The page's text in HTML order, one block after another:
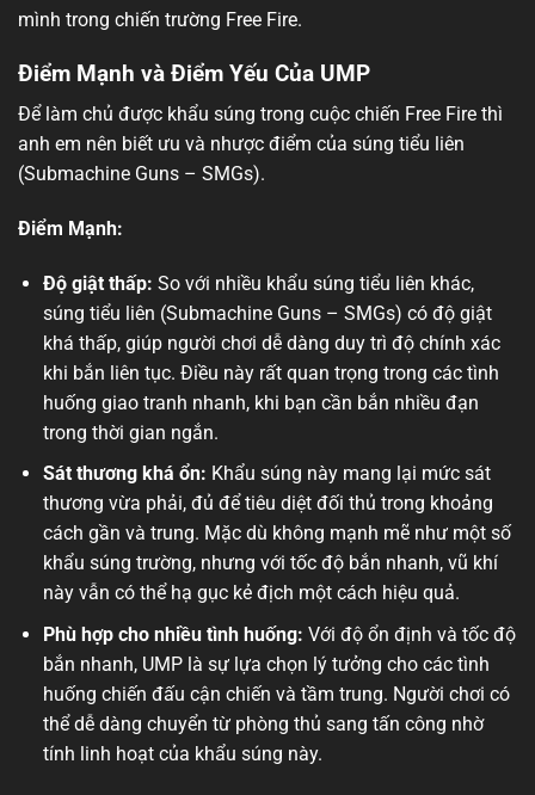
mình trong chiến trường Free Fire.
Điểm Mạnh và Điểm Yếu Của UMP
Để làm chủ được khẩu súng trong cuộc chiến Free Fire thì
anh em nên biết ưu và nhược điểm của súng tiểu liên
(Submachine Guns – SMGs).
Điểm Mạnh:
Độ giật thấp: So với nhiều khẩu súng tiểu liên khác,
súng tiểu liên (Submachine Guns – SMGs) có độ giật
khá thấp, giúp người chơi dễ dàng duy trì độ chính xác
khi bắn liên tục. Điều này rất quan trọng trong các tình
huống giao tranh nhanh, khi bạn cần bắn nhiều đạn
trong thời gian ngắn.
Sát thương khá ổn: Khẩu súng này mang lại mức sát
thương vừa phải, đủ để tiêu diệt đối thủ trong khoảng
cách gần và trung. Mặc dù không mạnh mẽ như một số
khẩu súng trường, nhưng với tốc độ bắn nhanh, vũ khí
này vẫn có thể hạ gục kẻ địch một cách hiệu quả.
Phù hợp cho nhiều tình huống: Với độ ổn định và tốc độ
bắn nhanh, UMP là sự lựa chọn lý tưởng cho các tình
huống chiến đấu cận chiến và tầm trung. Người chơi có
thể dễ dàng chuyển từ phòng thủ sang tấn công nhờ
tính linh hoạt của khẩu súng này.